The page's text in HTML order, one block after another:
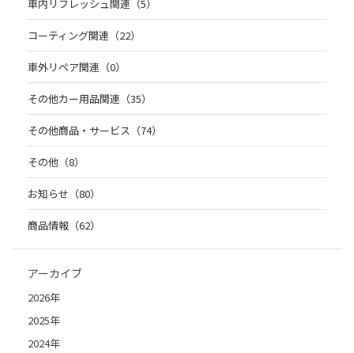
車内リフレッシュ関連（5）
コーティング関連（22）
車外リペア関連（0）
その他カー用品関連（35）
その他商品・サービス（74）
その他（8）
お知らせ（80）
商品情報（62）
アーカイブ
2026年
2025年
2024年